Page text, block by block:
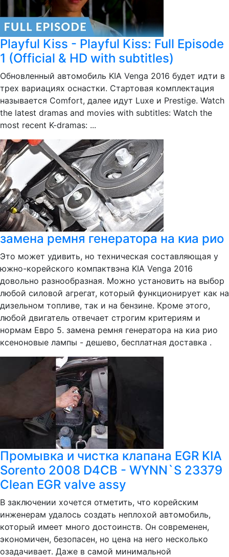
Playful Kiss - Playful Kiss: Full Episode
1 (Official & HD with subtitles)
Обновленный автомобиль KIA Venga 2016 будет идти в
трех вариациях оснастки. Стартовая комплектация
называется Comfort, далее идут Luxe и Prestige. Watch
the latest dramas and movies with subtitles: Watch the
most recent K-dramas: ...
замена ремня генератора на киа рио
Это может удивить, но техническая составляющая у
южно-корейского компактвэна KIA Venga 2016
довольно разнообразная. Можно установить на выбор
любой силовой агрегат, который функционирует как на
дизельном топливе, так и на бензине. Кроме этого,
любой двигатель отвечает строгим критериям и
нормам Евро 5. замена ремня генератора на киа рио
ксеноновые лампы - дешево, бесплатная доставка .
Промывка и чистка клапана EGR KIA
Sorento 2008 D4CB - WYNN`S 23379
Clean EGR valve assy
В заключении хочется отметить, что корейским
инженерам удалось создать неплохой автомобиль,
который имеет много достоинств. Он современен,
экономичен, безопасен, но цена на него несколько
озадачивает. Даже в самой минимальной